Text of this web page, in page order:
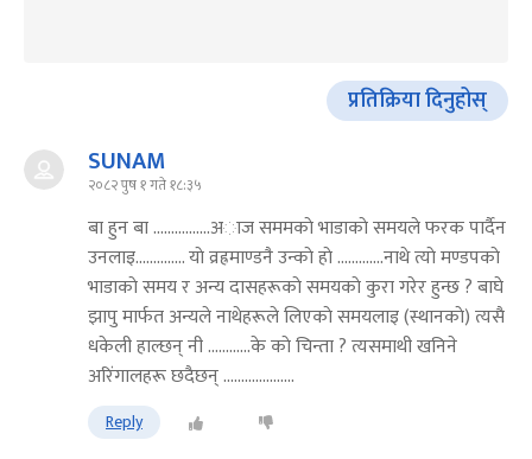
प्रतिक्रिया दिनुहोस्
SUNAM
२०८२ पुष १ गते १८:३५
बा हुन बा ................अाज सममकाे भाडाकाे समयले फरक पार्दैन
उनलाइ.............. याे व्रह्रमाण्डनै उन्काे हाे .............नाथे त्याे मण्डपकाे
भाडाकाे समय र अन्य दासहरूकाे समयकाे कुरा गरेर हुन्छ ? बाघे
झापु मार्फत अन्यले नाथेहरूले लिएकाे समयलाइ (स्थानकाे) त्यसै
धकेली हाल्छन् नी ............के काे चिन्ता ? त्यसमाथी खनिने
अरिंगालहरू छदैछन् ....................
Reply